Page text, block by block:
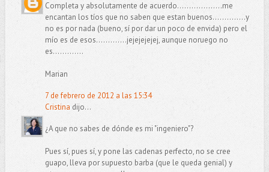
Completa y absolutamente de acuerdo...................me
encantan los tíos que no saben que estan buenos..............y
no es por nada (bueno, sí por dar un poco de envida) pero el
mío es de esos.............jejejejejej, aunque noruego no
es.............
Marian
7 de febrero de 2012 a las 15:34
Cristina dijo...
¿A que no sabes de dónde es mi "ingeniero"?
Pues sí, pues sí, y pone las cadenas perfecto, no se cree
guapo, lleva por supuesto barba (que le queda genial) y